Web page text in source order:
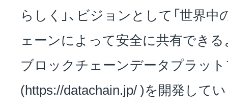
らしく」、ビジョンとして「世界
ェーンによって安全に共有できる
ブロックチェーンデータプラット
(https://datachain.jp/ )を開発して